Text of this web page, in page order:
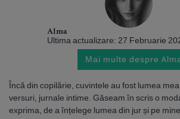
Alma
Ultima actualizare: 27 Februarie
Mai multe despre
Încă din copilărie, cuvintele au fost lumea
versuri, jurnale intime. Găseam în scris o
exprima, de a înțelege lumea din jur și pe